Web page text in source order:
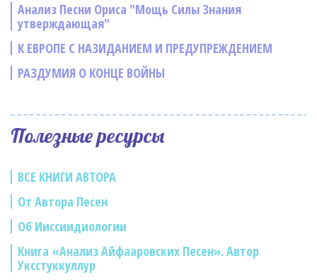
Анализ Песни Ориса "Мощь Силы Знания
утверждающая"
К ЕВРОПЕ С НАЗИДАНИЕМ И ПРЕДУПРЕЖДЕНИЕМ
РАЗДУМИЯ О КОНЦЕ ВОЙНЫ
Полезные ресурсы
ВСЕ КНИГИ АВТОРА
От Автора Песен
Об Ииссиидиологии
Книга «Анализ Айфааровских Песен». Автор
Уксстуккуллур